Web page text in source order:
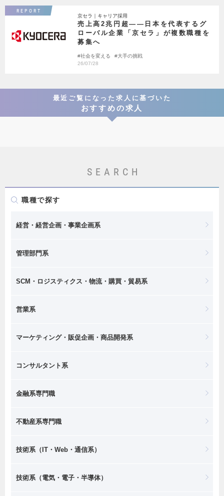
REPORT
京セラ｜キャリア採用
売上高2兆円超――日本を代表するグ
ローバル企業「京セラ」が複数職種を
募集へ
社会を変える
大手の挑戦
26/07/28
最近ご覧になった求人に基づいた
おすすめの求人
SEARCH
職種で探す
経営・経営企画・事業企画系
管理部門系
SCM・ロジスティクス・物流・購買・貿易系
営業系
マーケティング・販促企画・商品開発系
コンサルタント系
金融系専門職
不動産系専門職
技術系（IT・Web・通信系）
技術系（電気・電子・半導体）